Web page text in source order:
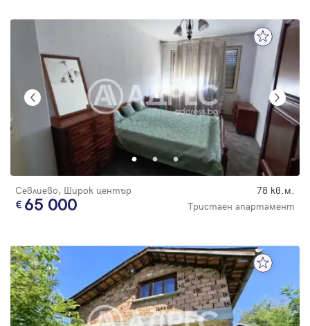
Севлиево, Широк център 78 кв.м.
65 000 Тристаен апартамент